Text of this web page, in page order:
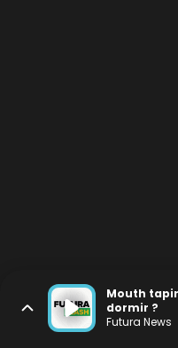
Mouth
dormir ?
Futura News